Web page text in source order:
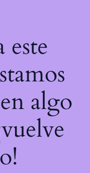
este
algo